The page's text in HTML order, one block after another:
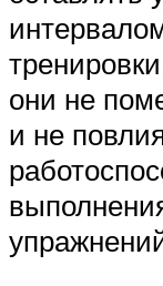
они не
и не